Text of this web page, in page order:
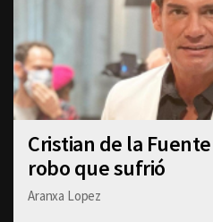
Cristian de la
robo que sufrió
Aranxa Lopez